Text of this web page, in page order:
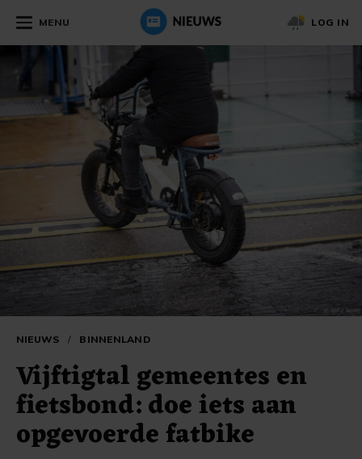
MENU LOG IN
NIEUWS / BINNENLAND
Vijftigtal gemeentes en
fietsbond: doe iets aan
opgevoerde fatbike